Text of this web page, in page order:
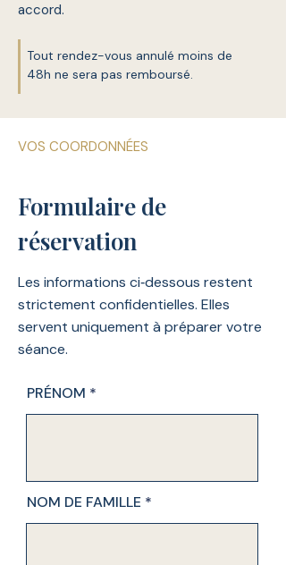
accord.
Tout rendez-vous annulé moins de
48h ne sera pas remboursé.
VOS COORDONNÉES
Formulaire de
réservation
Les informations ci‑dessous restent
strictement confidentielles. Elles
servent uniquement à préparer votre
séance.
PRÉNOM
NOM DE FAMILLE